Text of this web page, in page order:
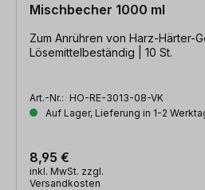
Mischbecher 1000 ml
Zum Anrühren von Harz-Härter-
Lösemittelbeständig | 10 St.
Art.-Nr.: HO-RE-3013-08-VK
Auf Lager, Lieferung in 1-2
8,95 €
inkl. MwSt. zzgl.
Versandkosten